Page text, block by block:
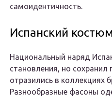
самоидентичность.
Испанский
Национальный наряд
становления, но
отразились в коллекциях
Разнообразные фасоны